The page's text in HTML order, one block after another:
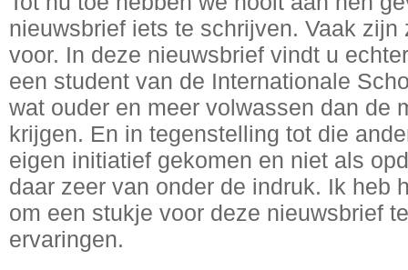
nieuwsbrief iets te schrijven. Vaak
voor. In deze nieuwsbrief vindt u
een student van de Internationale
wat ouder en meer volwassen dan de
krijgen. En in tegenstelling tot die
eigen initiatief gekomen en niet als
daar zeer van onder de indruk. Ik heb
om een stukje voor deze nieuwsbrief
ervaringen.